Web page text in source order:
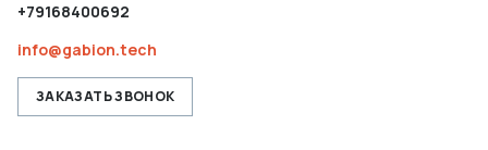
+79168400692
info@gabion.tech
ЗАКАЗАТЬ ЗВОНОК